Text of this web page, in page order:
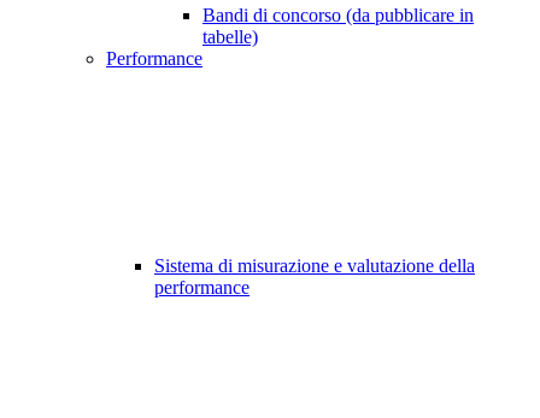
Bandi di concorso (da pubblicare in
tabelle)
Performance
Sistema di misurazione e valutazione della
performance